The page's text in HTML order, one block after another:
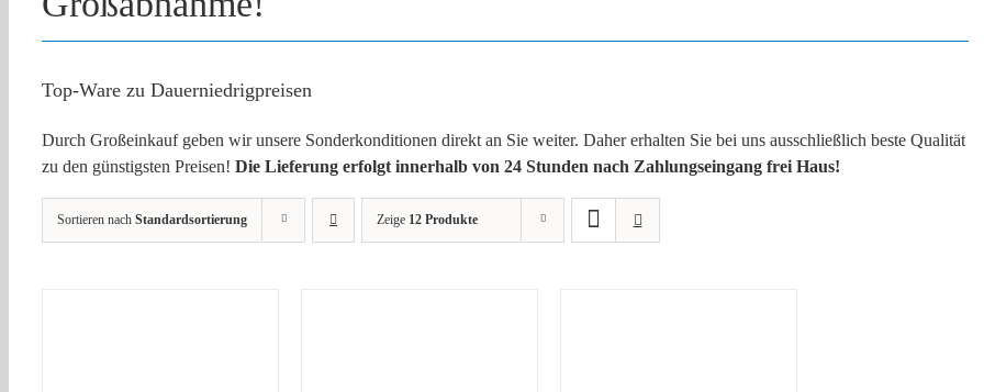
Top-Ware zu Dauerniedrigpreisen
Durch Großeinkauf geben wir unsere Sonderkonditionen direkt an Sie weiter. Daher erhalten Sie bei uns ausschließlich beste Qualität
zu den günstigsten Preisen! Die Lieferung erfolgt innerhalb von 24 Stunden nach Zahlungseingang frei Haus!
Sortieren nach Standardsortierung Zeige 12 Produkte